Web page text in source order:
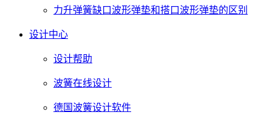
力升弹簧缺口波形弹垫和搭口波形弹垫的区别
设计中心
设计帮助
波簧在线设计
德国波簧设计软件